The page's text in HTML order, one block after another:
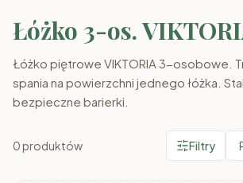
Łóżko 3-os.
Łóżko piętrowe VIKTORIA 3-osobowe.
spania na powierzchni jednego łóżka.
bezpieczne barierki.
0produktów Filtry